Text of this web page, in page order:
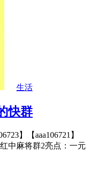
生活
快群
】【aaa106721】
中麻将群2亮点：一元